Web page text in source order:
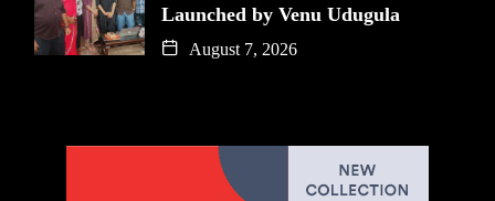
Launched by Venu Udugula
August 7, 2026